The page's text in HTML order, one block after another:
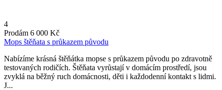
4
Prodám 6 000 Kč
Mops štěňata s průkazem původu
Nabízíme krásná štěňátka mopse s průkazem původu po zdravotně
testovaných rodičích. Štěňata vyrůstají v domácím prostředí, jsou
zvyklá na běžný ruch domácnosti, děti i každodenní kontakt s lidmi.
J...